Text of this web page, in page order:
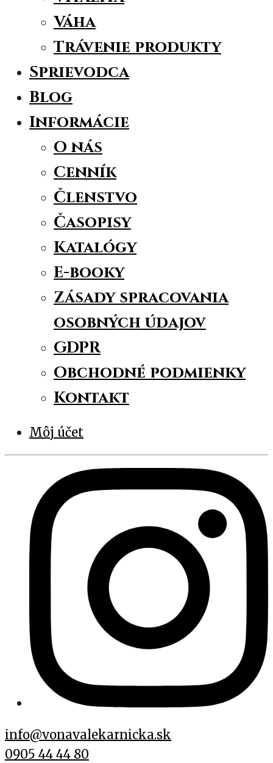
Váha
Trávenie produkty
Sprievodca
Blog
Informácie
O nás
Cenník
Členstvo
Časopisy
Katalógy
E-booky
Zásady spracovania
osobných údajov
GDPR
Obchodné podmienky
Kontakt
Môj účet
info@vonavalekarnicka.sk
0905 44 44 80